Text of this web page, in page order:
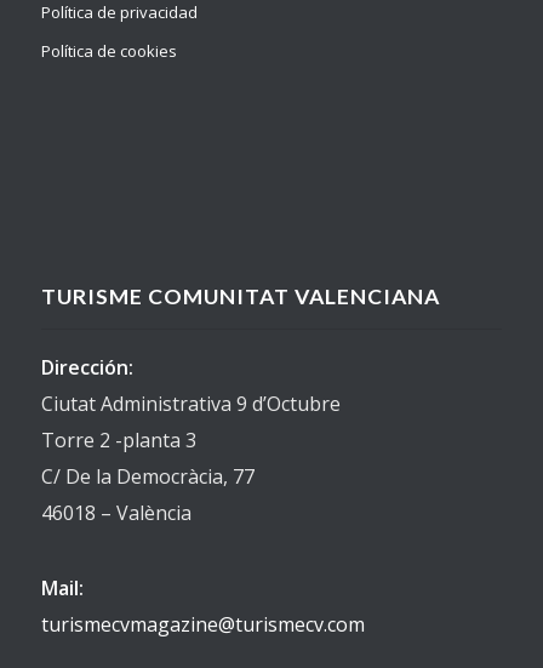
Política de privacidad
Política de cookies
TURISME COMUNITAT VALENCIANA
Dirección:
Ciutat Administrativa 9 d’Octubre
Torre 2 -planta 3
C/ De la Democràcia, 77
46018 – València
Mail:
turismecvmagazine@turismecv.com